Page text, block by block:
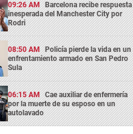
09:26 AM Barcelona recibe respuesta
inesperada del Manchester City por
Rodri
08:50 AM Policía pierde la vida en un
enfrentamiento armado en San Pedro
Sula
06:15 AM Cae auxiliar de enfermería
por la muerte de su esposo en un
autolavado